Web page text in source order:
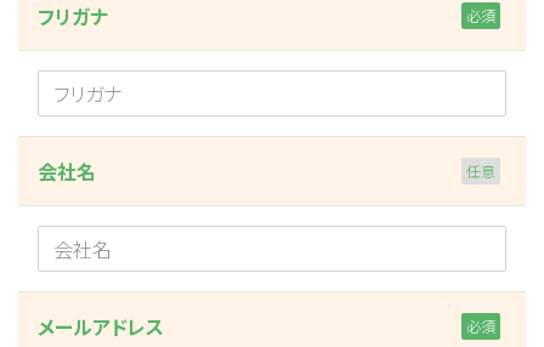
フリガナ
会社名
メールアドレス